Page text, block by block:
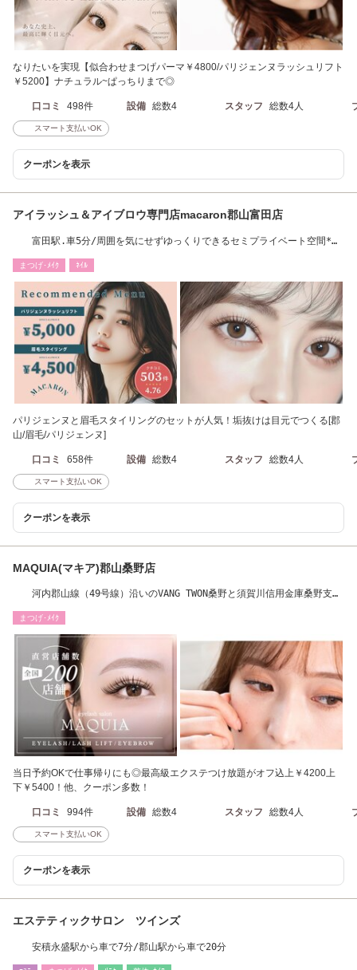
なりたいを実現【似合わせまつげパーマ￥4800/パリジェンヌラッシュリフト
￥5200】ナチュラル~ぱっちりまで◎
口コミ 498件 設備 総数4 スタッフ 総数4人
スマート支払いOK
クーポンを表示
アイラッシュ＆アイブロウ専門店macaron郡山富田店
富田駅.車5分/周囲を気にせずゆっくりできるセミプライベート空間*お
まつげ･ﾒｲｸ ﾈｲﾙ
パリジェンヌと眉毛スタイリングのセットが人気！垢抜けは目元でつくる[郡
山/眉毛/パリジェンヌ]
口コミ 658件 設備 総数4 スタッフ 総数4人
スマート支払いOK
クーポンを表示
MAQUIA(マキア)郡山桑野店
河内郡山線（49号線）沿いのVANG TWON桑野と須賀川信用金庫桑野支店
まつげ･ﾒｲｸ
当日予約OKで仕事帰りにも◎最高級エクステつけ放題がオフ込上￥4200上
下￥5400！他、クーポン多数！
口コミ 994件 設備 総数4 スタッフ 総数4人
スマート支払いOK
クーポンを表示
エステティックサロン ツインズ
安積永盛駅から車で7分/郡山駅から車で20分